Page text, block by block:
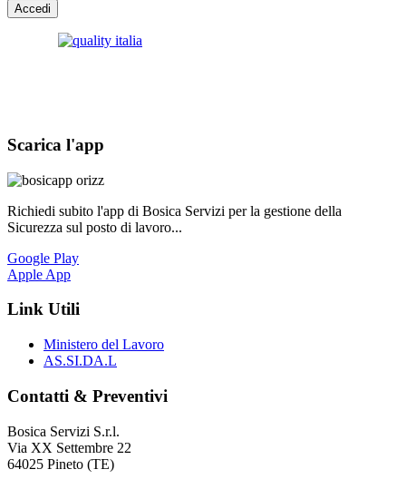
Accedi
Scarica l'app
Richiedi subito l'app di Bosica Servizi per la gestione della
Sicurezza sul posto di lavoro...
Google Play
Apple App
Link Utili
Ministero del Lavoro
AS.SI.DA.L
Contatti & Preventivi
Bosica Servizi S.r.l.
Via XX Settembre 22
64025 Pineto (TE)